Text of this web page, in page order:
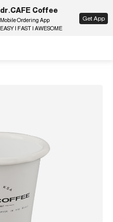
dr.CAFE Coffee
Mobile Ordering App
EASY | FAST | AWESOME
Get App